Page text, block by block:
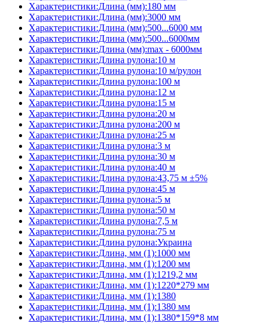
Характеристики:Длина (мм):180 мм
Характеристики:Длина (мм):3000 мм
Характеристики:Длина (мм):500...6000 мм
Характеристики:Длина (мм):500...6000мм
Характеристики:Длина (мм):max - 6000мм
Характеристики:Длина рулона:10 м
Характеристики:Длина рулона:10 м/рулон
Характеристики:Длина рулона:100 м
Характеристики:Длина рулона:12 м
Характеристики:Длина рулона:15 м
Характеристики:Длина рулона:20 м
Характеристики:Длина рулона:200 м
Характеристики:Длина рулона:25 м
Характеристики:Длина рулона:3 м
Характеристики:Длина рулона:30 м
Характеристики:Длина рулона:40 м
Характеристики:Длина рулона:43,75 м ±5%
Характеристики:Длина рулона:45 м
Характеристики:Длина рулона:5 м
Характеристики:Длина рулона:50 м
Характеристики:Длина рулона:7,5 м
Характеристики:Длина рулона:75 м
Характеристики:Длина рулона:Украина
Характеристики:Длина, мм (1):1000 мм
Характеристики:Длина, мм (1):1200 мм
Характеристики:Длина, мм (1):1219,2 мм
Характеристики:Длина, мм (1):1220*279 мм
Характеристики:Длина, мм (1):1380
Характеристики:Длина, мм (1):1380 мм
Характеристики:Длина, мм (1):1380*159*8 мм